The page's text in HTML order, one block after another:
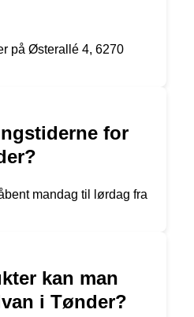
på Østerallé 4, 6270
for
mandag til lørdag fra
kan man
i Tønder?